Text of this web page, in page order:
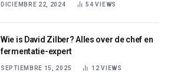
DICIEMBRE 22, 2024 54VIEWS
Wie is David Zilber? Alles over de chef en
fermentatie-expert
SEPTIEMBRE 15, 2025 12VIEWS